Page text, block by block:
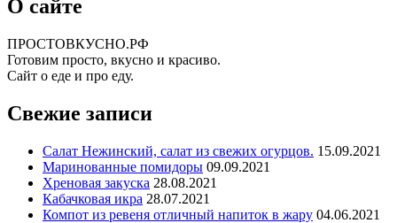
О сайте
ПРОСТОВКУСНО.РФ
Готовим просто, вкусно и красиво.
Сайт о еде и про еду.
Свежие записи
Салат Нежинский, салат из свежих огурцов. 15.09.2021
Маринованные помидоры 09.09.2021
Хреновая закуска 28.08.2021
Кабачковая икра 28.07.2021
Компот из ревеня отличный напиток в жару 04.06.2021